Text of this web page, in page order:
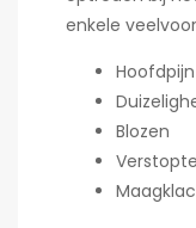
enkele
Hoofdpijn
Blozen